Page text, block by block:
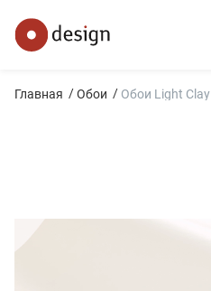
Главная Обои Обои Light Clay